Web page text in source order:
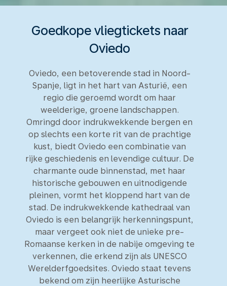
Goedkope vliegtickets naar
Oviedo
Oviedo, een betoverende stad in Noord-
Spanje, ligt in het hart van Asturië, een
regio die geroemd wordt om haar
weelderige, groene landschappen.
Omringd door indrukwekkende bergen en
op slechts een korte rit van de prachtige
kust, biedt Oviedo een combinatie van
rijke geschiedenis en levendige cultuur. De
charmante oude binnenstad, met haar
historische gebouwen en uitnodigende
pleinen, vormt het kloppend hart van de
stad. De indrukwekkende kathedraal van
Oviedo is een belangrijk herkenningspunt,
maar vergeet ook niet de unieke pre-
Romaanse kerken in de nabije omgeving te
verkennen, die erkend zijn als UNESCO
Werelderfgoedsites. Oviedo staat tevens
bekend om zijn heerlijke Asturische